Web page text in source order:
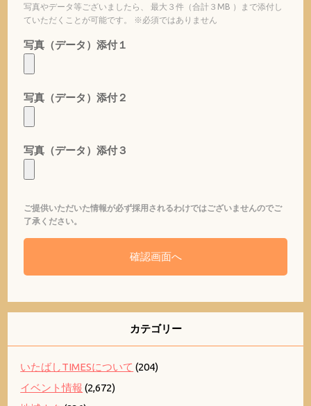
写真やデータ等ございましたら、 最大３件（合計３MB ）まで添付し
ていただくことが可能です。 ※必須ではありません
写真（データ）添付１
写真（データ）添付２
写真（データ）添付３
ご提供いただいた情報が必ず採用されるわけではございませんのでご
了承ください。
カテゴリー
いたばしTIMESについて (204)
イベント情報 (2,672)